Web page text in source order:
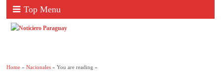
Top Menu
Home »Nacionales » You are reading »